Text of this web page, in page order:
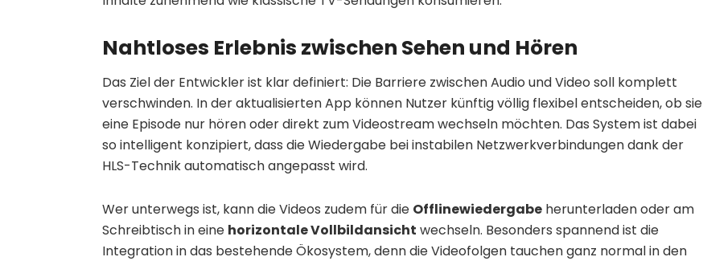
Nahtloses Erlebnis zwischen Sehen und Hören
Das Ziel der Entwickler ist klar definiert: Die Barriere zwischen Audio und Video soll komplett
verschwinden. In der aktualisierten App können Nutzer künftig völlig flexibel entscheiden, ob sie
eine Episode nur hören oder direkt zum Videostream wechseln möchten. Das System ist dabei
so intelligent konzipiert, dass die Wiedergabe bei instabilen Netzwerkverbindungen dank der
HLS-Technik automatisch angepasst wird.
Wer unterwegs ist, kann die Videos zudem für die Offlinewiedergabe herunterladen oder am
Schreibtisch in eine horizontale Vollbildansicht wechseln. Besonders spannend ist die
Integration in das bestehende Ökosystem, denn die Videofolgen tauchen ganz normal in den